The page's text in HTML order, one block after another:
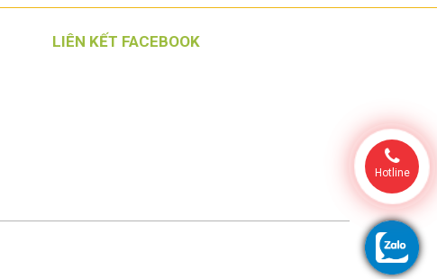
LIÊN KẾT FACEBOOK
Hotline